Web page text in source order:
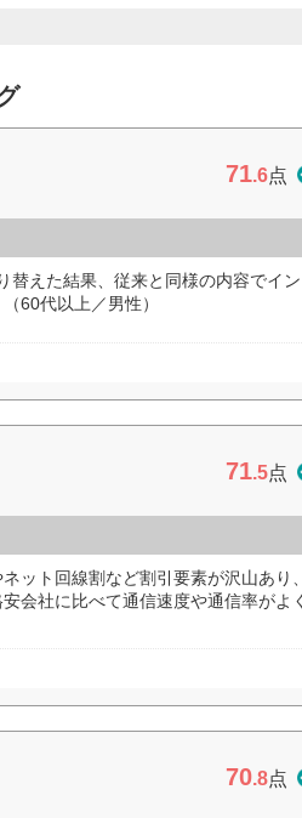
71.6点
替えた結果、従来と同様の内容でイ
60代以上／男性）
71.5点
ット回線割など割引要素が沢山あり
会社に比べて通信速度や通信率がよ
70.8点